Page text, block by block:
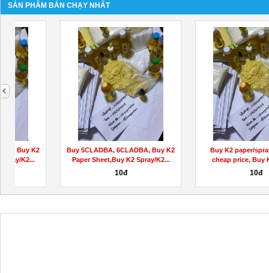
SẢN PHẨM BÁN CHẠY NHẤT
...
Ketonaire Keto Gummies Scam
Or Real weight loss Formula!
next